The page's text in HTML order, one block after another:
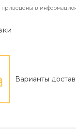
в
Варианты